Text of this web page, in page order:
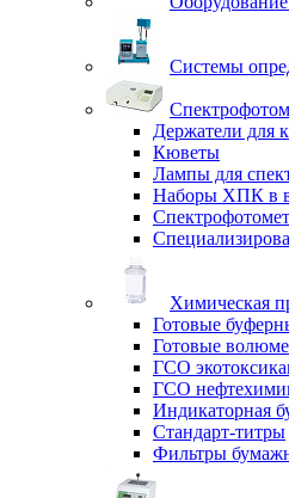
Системы
Держатели для
Кюветы
Лампы для
Наборы ХПК в
Химическая
Готовые
Готовые
ГСО
ГСО
Индикаторная
Стандарт-титры
Фильтры